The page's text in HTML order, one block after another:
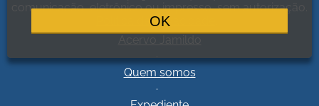
comunicação, eletrônico ou impresso, sem autorização.
Política de Privacidade
Quem somos
.
OK